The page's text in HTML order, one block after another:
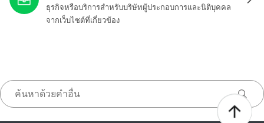
ธุรกิจหรือบริการสำหรับบริษัทผู้ประกอบการและนิติบุคคล
จากเว็บไซต์ที่เกี่ยวข้อง